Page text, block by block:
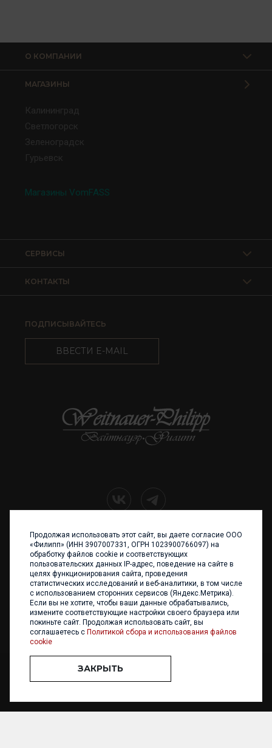
О КОМПАНИИ
МАГАЗИНЫ
Калининград
Светлогорск
Зеленоградск
Гурьевск
Магазины VomFASS
КОНТАКТЫ
СЕРВИСЫ
ПОДПИСЫВАЙТЕСЬ
ВВЕСТИ E-MAIL
+7 (4012) 960 898
236017 Калининград,
ул. Каштановая аллея, 47
Телефон: +7 4012 960 898,
+7 4012 960 856
Написать нам
ООО «ФИЛИПП» © 2013 - 2026. Все права защищены
Разработка и
Продолжая использовать этот сайт, вы даете согласие ООО
«Филипп» (ИНН 3907007331, ОГРН 1023900766097) на
обработку файлов cookie и соответствующих
пользовательских данных IP-адрес, поведение на сайте в
целях функционирования сайта, проведения
статистических исследований и веб-аналитики, в том числе
с использованием сторонних сервисов (Яндекс.Метрика).
Если вы не хотите, чтобы ваши данные обрабатывались,
измените соответствующие настройки своего браузера или
покиньте сайт. Продолжая использовать сайт, вы
соглашаетесь с Политикой сбора и использования файлов
cookie
ЗАКРЫТЬ